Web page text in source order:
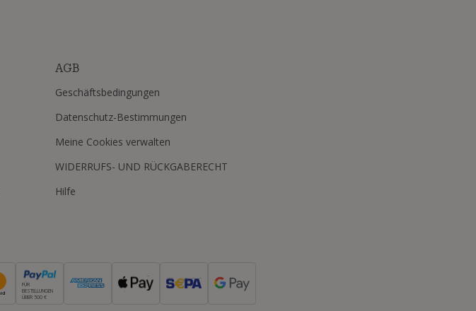
AGB
Geschäftsbedingungen
Datenschutz-Bestimmungen
Meine Cookies verwalten
WIDERRUFS- UND RÜCKGABERECHT
Hilfe
FÜR
BESTELLUNGEN
ÜBER 500 €